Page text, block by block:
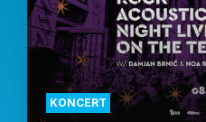
KONCERT